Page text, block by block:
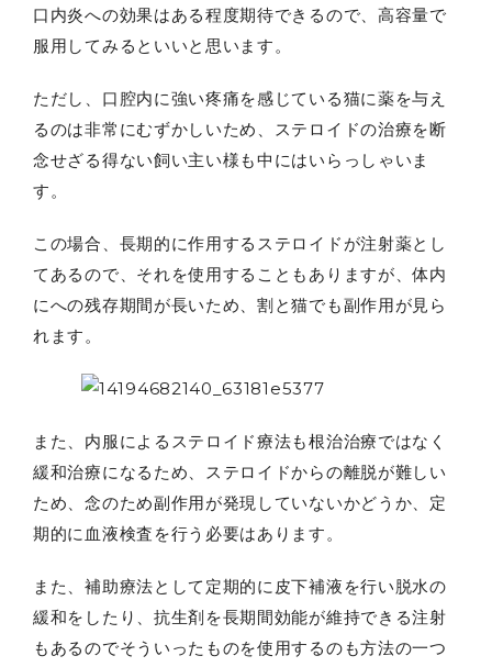
口内炎への効果はある程度期待できるので、高容量で
服用してみるといいと思います。
ただし、口腔内に強い疼痛を感じている猫に薬を与え
るのは非常にむずかしいため、ステロイドの治療を断
念せざる得ない飼い主い様も中にはいらっしゃいま
す。
この場合、長期的に作用するステロイドが注射薬とし
てあるので、それを使用することもありますが、体内
にへの残存期間が長いため、割と猫でも副作用が見ら
れます。
また、内服によるステロイド療法も根治治療ではなく
緩和治療になるため、ステロイドからの離脱が難しい
ため、念のため副作用が発現していないかどうか、定
期的に血液検査を行う必要はあります。
また、補助療法として定期的に皮下補液を行い脱水の
緩和をしたり、抗生剤を長期間効能が維持できる注射
もあるのでそういったものを使用するのも方法の一つ